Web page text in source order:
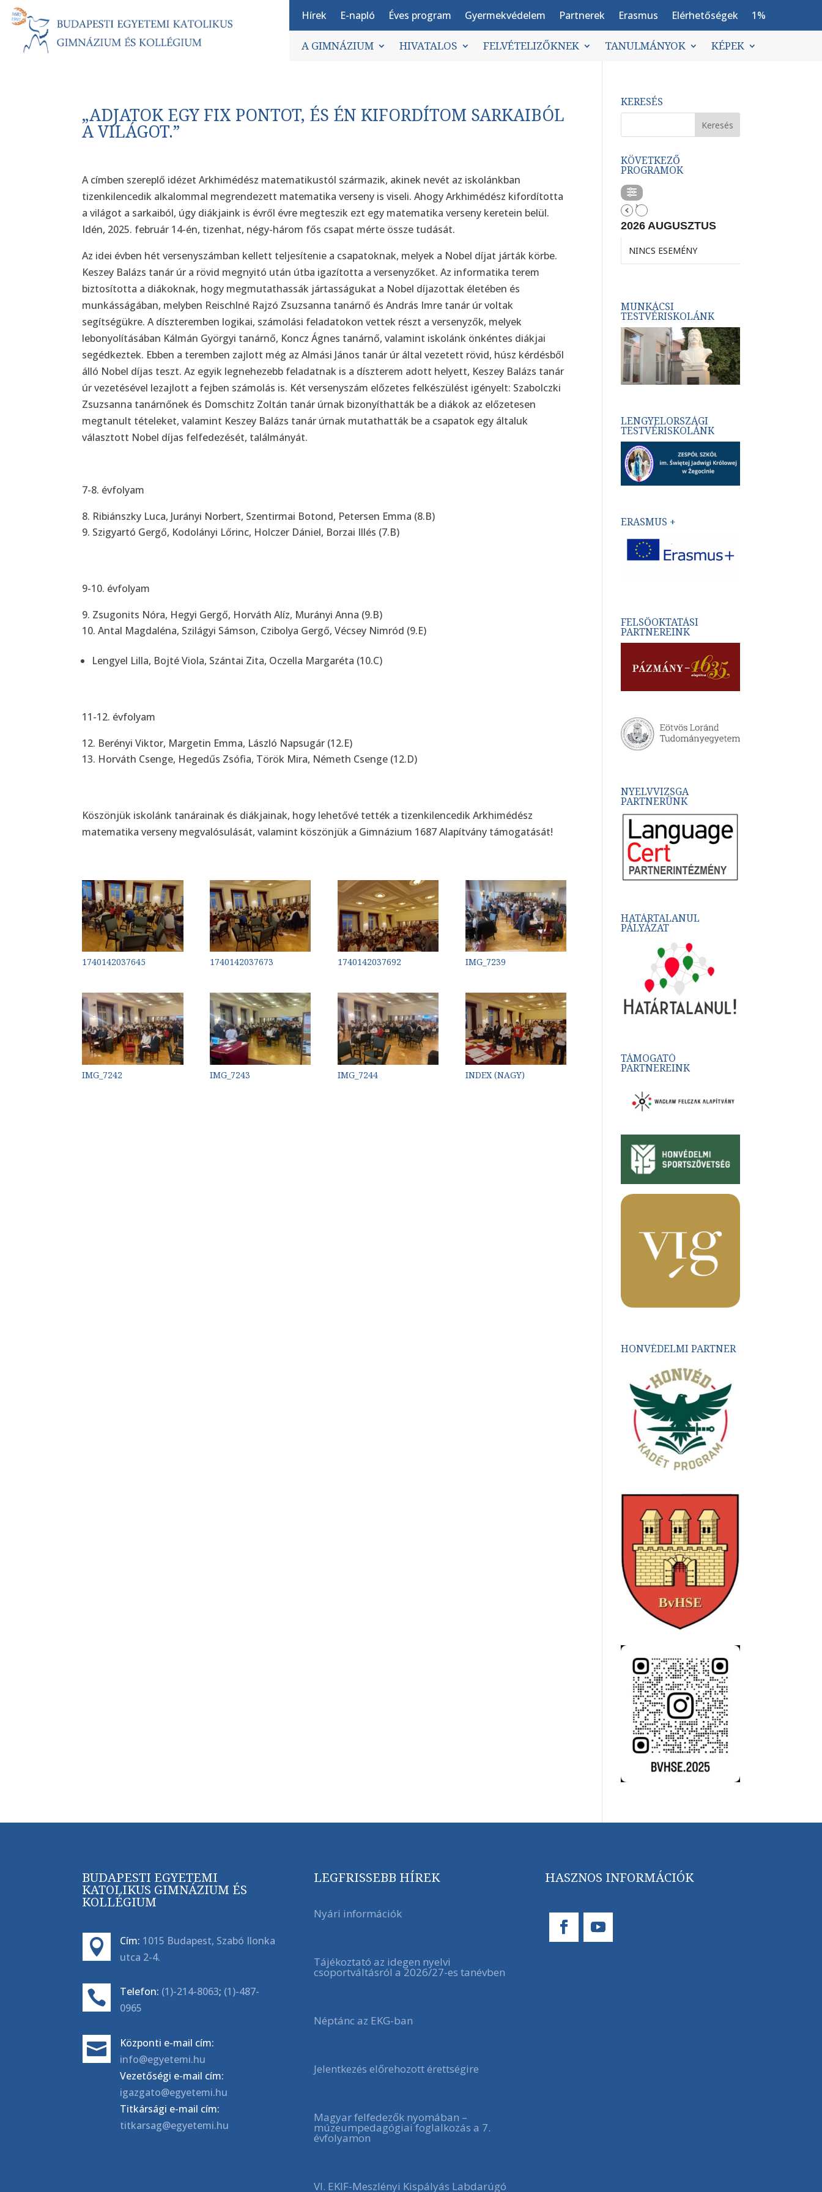
Hírek E-napló Éves program Gyermekvédelem Partnerek Erasmus Elérhetőségek 1%
A GIMNÁZIUM HIVATALOS FELVÉTELIZŐKNEK TANULMÁNYOK KÉPEK
„ADJATOK EGY FIX PONTOT, ÉS ÉN KIFORDÍTOM SARKAIBÓL
A VILÁGOT.”
A címben szereplő idézet Arkhimédész matematikustól származik, akinek nevét az iskolánkban
tizenkilencedik alkalommal megrendezett matematika verseny is viseli. Ahogy Arkhimédész kifordította
a világot a sarkaiból, úgy diákjaink is évről évre megteszik ezt egy matematika verseny keretein belül.
Idén, 2025. február 14-én, tizenhat, négy-három fős csapat mérte össze tudását.
Az idei évben hét versenyszámban kellett teljesítenie a csapatoknak, melyek a Nobel díjat járták körbe.
Keszey Balázs tanár úr a rövid megnyitó után útba igazította a versenyzőket. Az informatika terem
biztosította a diákoknak, hogy megmutathassák jártasságukat a Nobel díjazottak életében és
munkásságában, melyben Reischlné Rajzó Zsuzsanna tanárnő és András Imre tanár úr voltak
segítségükre. A díszteremben logikai, számolási feladatokon vettek részt a versenyzők, melyek
lebonyolításában Kálmán Györgyi tanárnő, Koncz Ágnes tanárnő, valamint iskolánk önkéntes diákjai
segédkeztek. Ebben a teremben zajlott még az Almási János tanár úr által vezetett rövid, húsz kérdésből
álló Nobel díjas teszt. Az egyik legnehezebb feladatnak is a díszterem adott helyett, Keszey Balázs tanár
úr vezetésével lezajlott a fejben számolás is. Két versenyszám előzetes felkészülést igényelt: Szabolczki
Zsuzsanna tanárnőnek és Domschitz Zoltán tanár úrnak bizonyíthatták be a diákok az előzetesen
megtanult tételeket, valamint Keszey Balázs tanár úrnak mutathatták be a csapatok egy általuk
választott Nobel díjas felfedezését, találmányát.
7-8. évfolyam
Ribiánszky Luca, Jurányi Norbert, Szentirmai Botond, Petersen Emma (8.B)
Szigyartó Gergő, Kodolányi Lőrinc, Holczer Dániel, Borzai Illés (7.B)
9-10. évfolyam
Zsugonits Nóra, Hegyi Gergő, Horváth Alíz, Murányi Anna (9.B)
Antal Magdaléna, Szilágyi Sámson, Czibolya Gergő, Vécsey Nimród (9.E)
Lengyel Lilla, Bojté Viola, Szántai Zita, Oczella Margaréta (10.C)
11-12. évfolyam
Berényi Viktor, Margetin Emma, László Napsugár (12.E)
Horváth Csenge, Hegedűs Zsófia, Török Mira, Németh Csenge (12.D)
Köszönjük iskolánk tanárainak és diákjainak, hogy lehetővé tették a tizenkilencedik Arkhimédész
matematika verseny megvalósulását, valamint köszönjük a Gimnázium 1687 Alapítvány támogatását!
1740142037645 1740142037673 1740142037692 IMG_7239
IMG_7242 IMG_7243 IMG_7244 INDEX (NAGY)
KERESÉS
KÖVETKEZŐ
PROGRAMOK
2026 AUGUSZTUS
NINCS ESEMÉNY
MUNKÁCSI
TESTVÉRISKOLÁNK
LENGYELORSZÁGI
TESTVÉRISKOLÁNK
ERASMUS +
FELSŐOKTATÁSI
PARTNEREINK
NYELVVIZSGA
PARTNERÜNK
HATÁRTALANUL
PÁLYÁZAT
TÁMOGATÓ
PARTNEREINK
HONVÉDELMI PARTNER
BUDAPESTI EGYETEMI
KATOLIKUS GIMNÁZIUM ÉS
KOLLÉGIUM
 Cím: 1015 Budapest, Szabó Ilonka
utca 2-4.
 Telefon: (1)-214-8063; (1)-487-
0965

Központi e-mail cím:
info@egyetemi.hu
Vezetőségi e-mail cím:
igazgato@egyetemi.hu
Titkársági e-mail cím:
titkarsag@egyetemi.hu
LEGFRISSEBB HÍREK
Nyári információk
Tájékoztató az idegen nyelvi
csoportváltásról a 2026/27-es tanévben
Néptánc az EKG-ban
Jelentkezés előrehozott érettségire
Magyar felfedezők nyomában –
múzeumpedagógiai foglalkozás a 7.
évfolyamon
VI. EKIF-Meszlényi Kispályás Labdarúgó
HASZNOS INFORMÁCIÓK